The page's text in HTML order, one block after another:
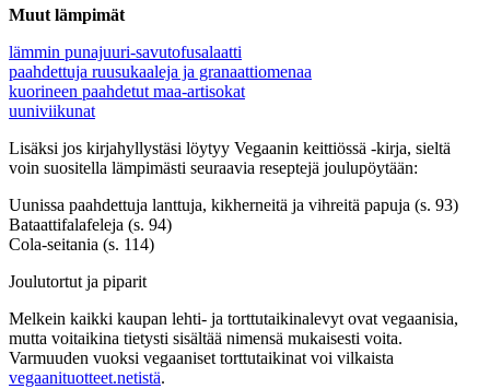
Muut lämpimät
lämmin punajuuri-savutofusalaatti
paahdettuja ruusukaaleja ja granaattiomenaa
kuorineen paahdetut maa-artisokat
uuniviikunat
Lisäksi jos kirjahyllystäsi löytyy Vegaanin keittiössä -kirja, sieltä
voin suositella lämpimästi seuraavia reseptejä joulupöytään:
Uunissa paahdettuja lanttuja, kikherneitä ja vihreitä papuja (s. 93)
Bataattifalafeleja (s. 94)
Cola-seitania (s. 114)
Joulutortut ja piparit
Melkein kaikki kaupan lehti- ja torttutaikinalevyt ovat vegaanisia,
mutta voitaikina tietysti sisältää nimensä mukaisesti voita.
Varmuuden vuoksi vegaaniset torttutaikinat voi vilkaista
vegaanituotteet.netistä.